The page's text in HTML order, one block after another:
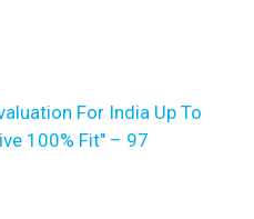
For India Up To
100% Fit" – 97